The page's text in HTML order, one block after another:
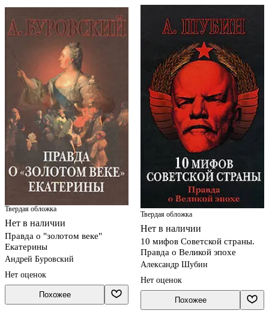
Твердая обложка
Нет в наличии
Правда о "золотом веке"
Екатерины
Андрей Буровский
Нет оценок
Похожее
Твердая обложка
Нет в наличии
10 мифов Советской страны.
Правда о Великой эпохе
Александр Шубин
Нет оценок
Похожее